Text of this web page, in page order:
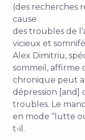
(des recherches
cause
des troubles de
vicieux et
Alex Dimitriu,
sommeil, affirme
chronique peut
dépression [and]
troubles. Le
en mode “lutte
t-il.